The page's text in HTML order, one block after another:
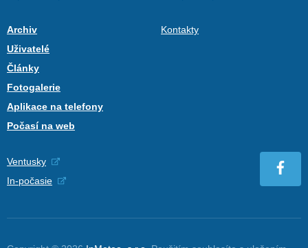
Archiv
Uživatelé
Články
Fotogalerie
Aplikace na telefony
Počasí na web
Kontakty
Ventusky
In-počasie